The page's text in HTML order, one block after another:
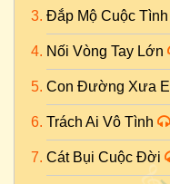
Đắp Mộ Cuộc Tình
Nối Vòng Tay Lớn
Con Đường Xưa
Trách Ai Vô Tình
Cát Bụi Cuộc Đời